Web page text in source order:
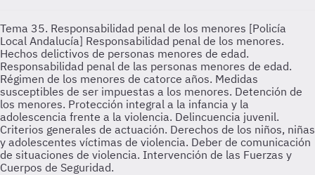
Tema 35. Responsabilidad penal de los menores [Policía
Local Andalucía] Responsabilidad penal de los menores.
Hechos delictivos de personas menores de edad.
Responsabilidad penal de las personas menores de edad.
Régimen de los menores de catorce años. Medidas
susceptibles de ser impuestas a los menores. Detención de
los menores. Protección integral a la infancia y la
adolescencia frente a la violencia. Delincuencia juvenil.
Criterios generales de actuación. Derechos de los niños, niñas
y adolescentes víctimas de violencia. Deber de comunicación
de situaciones de violencia. Intervención de las Fuerzas y
Cuerpos de Seguridad.